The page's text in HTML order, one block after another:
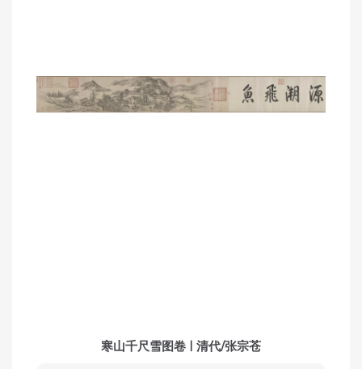
寒山千尺雪图卷 | 清代/张宗苍